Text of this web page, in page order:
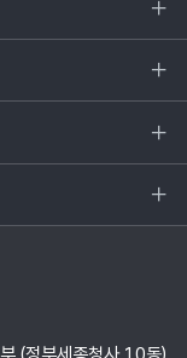
(정부세종청사 10동)